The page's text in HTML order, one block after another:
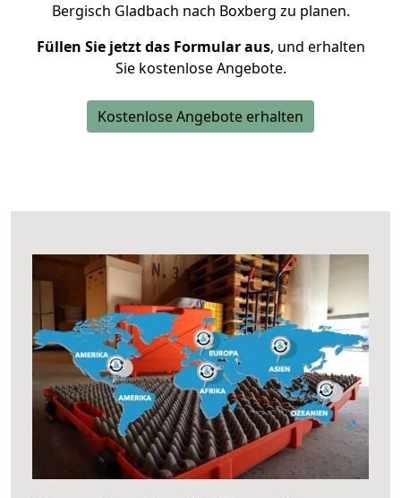
Bergisch Gladbach nach Boxberg zu planen.
Füllen Sie jetzt das Formular aus, und erhalten
Sie kostenlose Angebote.
Kostenlose Angebote erhalten